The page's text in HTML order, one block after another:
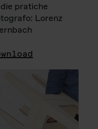
pratiche
Lorenz